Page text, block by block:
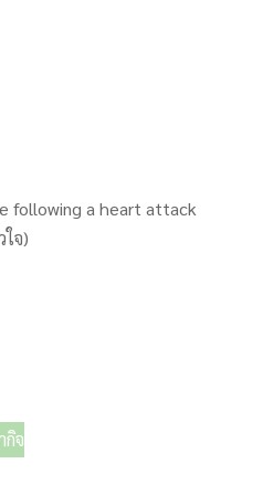
following a heart attack
จ)
จ